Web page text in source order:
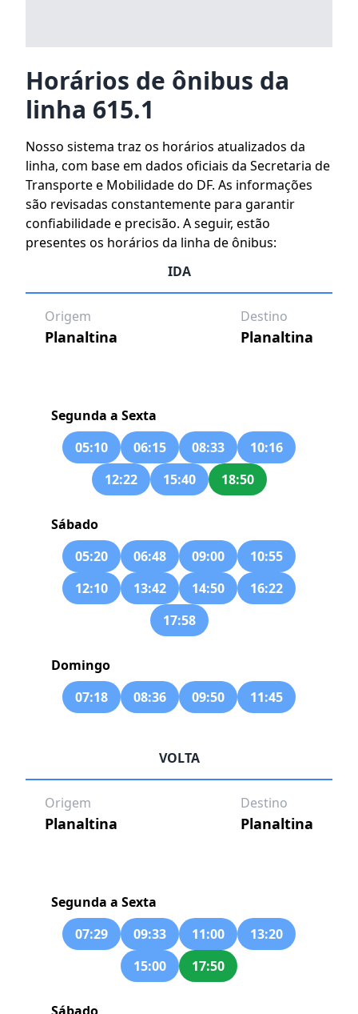
Horários de ônibus da
linha 615.1
Nosso sistema traz os horários atualizados da
linha, com base em dados oficiais da Secretaria de
Transporte e Mobilidade do DF. As informações
são revisadas constantemente para garantir
confiabilidade e precisão. A seguir, estão
presentes os horários da linha de ônibus:
IDA
Origem
Planaltina
Destino
Planaltina
Segunda a Sexta
05:10
06:15 08:33
10:16
12:22
15:40 18:50
Sábado
05:20
06:48 09:00
10:55
12:10
13:42 14:50
16:22
17:58
Domingo
07:18
08:36 09:50 11:45
VOLTA
Origem
Planaltina
Destino
Planaltina
Segunda a Sexta
07:29
09:33 11:00
13:20
15:00
17:50